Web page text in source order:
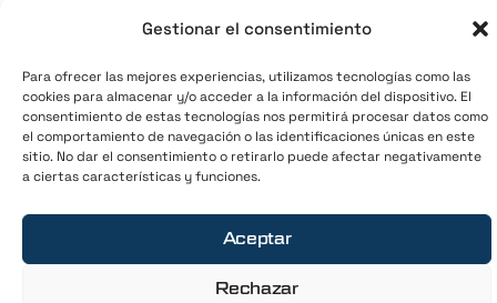
Gestionar el consentimiento
Para ofrecer las mejores experiencias, utilizamos tecnologías como las
cookies para almacenar y/o acceder a la información del dispositivo. El
consentimiento de estas tecnologías nos permitirá procesar datos como
el comportamiento de navegación o las identificaciones únicas en este
sitio. No dar el consentimiento o retirarlo puede afectar negativamente
a ciertas características y funciones.
Aceptar
Rechazar
Horario
Copyright © 2026
Codex Golf
Política de privacidad y aviso legal